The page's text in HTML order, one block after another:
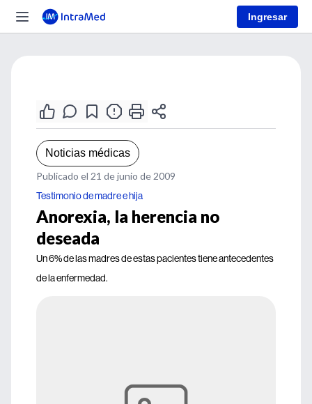
Ingresar
Noticias médicas
Publicado el 21 de junio de 2009
Testimonio de madre e hija
Anorexia, la herencia no
deseada
Un 6% de las madres de estas pacientes tiene antecedentes
de la enfermedad.